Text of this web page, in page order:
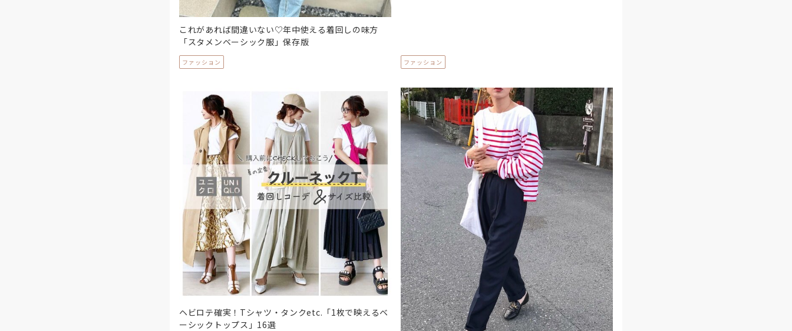
これがあれば間違いない♡年中使える着回しの味方
「スタメンベーシック服」保存版
ファッション ファッション
ヘビロテ確実！Tシャツ・タンクetc.「1枚で映えるベ
ーシックトップス」16選